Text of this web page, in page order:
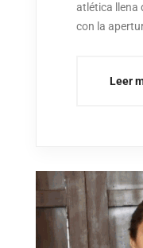
atlética llena
con la
Leer